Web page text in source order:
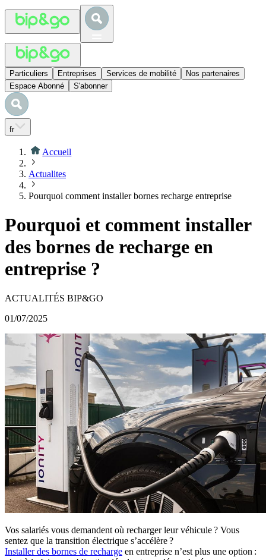
Particuliers Entreprises Services de mobilité
Nos partenaires
Espace Abonné
S'abonner
fr
Accueil
Actualites
Pourquoi comment installer bornes recharge entreprise
Pourquoi et comment installer
des bornes de recharge en
entreprise ?
ACTUALITÉS BIP&GO
01/07/2025
Vos salariés vous demandent où recharger leur véhicule ? Vous
sentez que la transition électrique s’accélère ?
Installer des bornes de recharge en entreprise n’est plus une option :